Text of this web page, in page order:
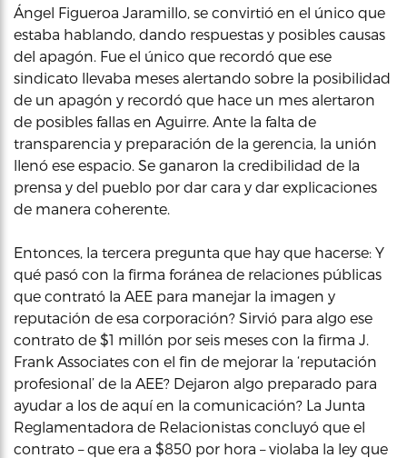
Ángel Figueroa Jaramillo, se convirtió en el único que
estaba hablando, dando respuestas y posibles causas
del apagón. Fue el único que recordó que ese
sindicato llevaba meses alertando sobre la posibilidad
de un apagón y recordó que hace un mes alertaron
de posibles fallas en Aguirre. Ante la falta de
transparencia y preparación de la gerencia, la unión
llenó ese espacio. Se ganaron la credibilidad de la
prensa y del pueblo por dar cara y dar explicaciones
de manera coherente.
Entonces, la tercera pregunta que hay que hacerse: Y
qué pasó con la firma foránea de relaciones públicas
que contrató la AEE para manejar la imagen y
reputación de esa corporación? Sirvió para algo ese
contrato de $1 millón por seis meses con la firma J.
Frank Associates con el fin de mejorar la ‘reputación
profesional’ de la AEE? Dejaron algo preparado para
ayudar a los de aquí en la comunicación? La Junta
Reglamentadora de Relacionistas concluyó que el
contrato – que era a $850 por hora – violaba la ley que